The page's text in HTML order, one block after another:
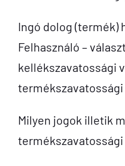
Ingó dolog (termék)
Felhasználó –
kellékszavatossági
Milyen jogok illetik
termékszavatossági